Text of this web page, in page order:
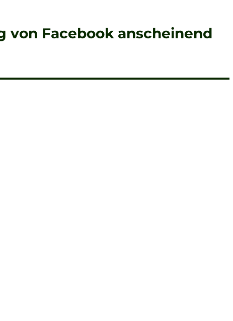
von Facebook anscheinend